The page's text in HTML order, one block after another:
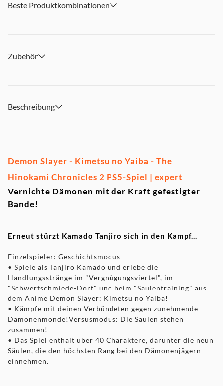
Beste Produktkombinationen
Zubehör
Beschreibung
Demon Slayer - Kimetsu no Yaiba - The
Hinokami Chronicles 2 PS5-Spiel | expert
Vernichte Dämonen mit der Kraft gefestigter
Bande!
Erneut stürzt Kamado Tanjiro sich in den Kampf...
Einzelspieler: Geschichtsmodus
• Spiele als Tanjiro Kamado und erlebe die
Handlungsstränge im "Vergnügungsviertel", im
"Schwertschmiede-Dorf" und beim "Säulentraining" aus
dem Anime Demon Slayer: Kimetsu no Yaiba!
• Kämpfe mit deinen Verbündeten gegen zunehmende
Dämonenmonde!Versusmodus: Die Säulen stehen
zusammen!
• Das Spiel enthält über 40 Charaktere, darunter die neun
Säulen, die den höchsten Rang bei den Dämonenjägern
einnehmen.